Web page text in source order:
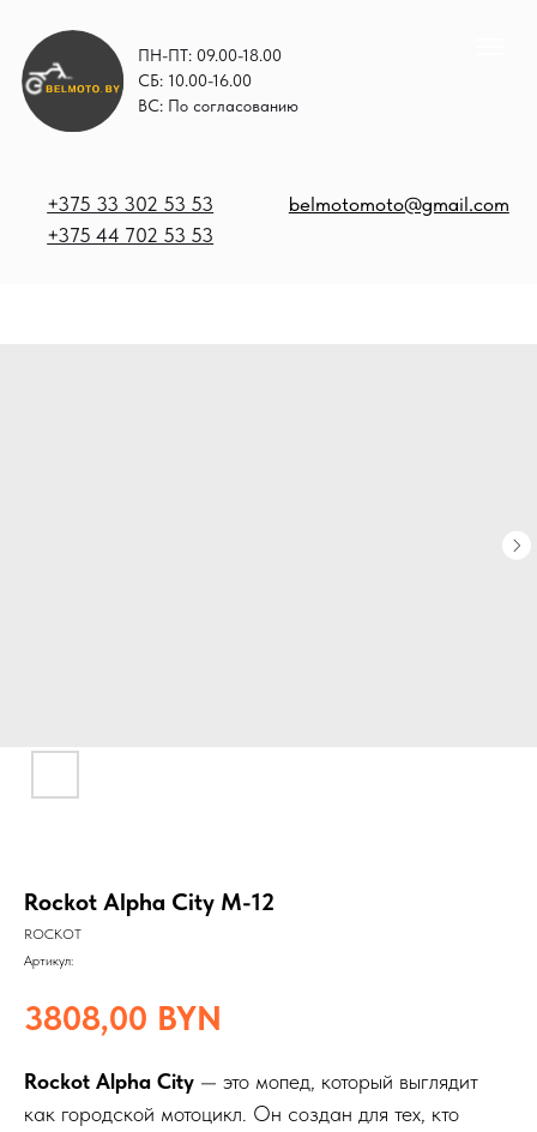
ПН-ПТ: 09.00-18.00
СБ: 10.00-16.00
ВС: По согласованию
Rockot Alpha City M-12
ROCKOT
Артикул:
3808,00 BYN
Rockot Alpha City — это мопед, который выглядит
как городской мотоцикл. Он создан для тех, кто